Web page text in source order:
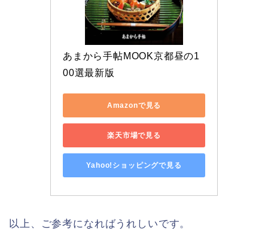
あまから手帖MOOK京都昼の1
00選最新版
Amazonで見る
楽天市場で見る
Yahoo!ショッピングで見る
以上、ご参考になればうれしいです。